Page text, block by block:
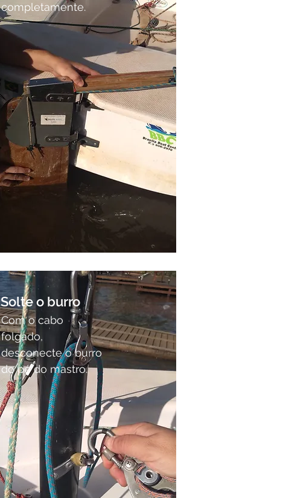
completamente.
Solte o burro
Com o cabo
folgado,
desconecte o burro
do pé do mastro.